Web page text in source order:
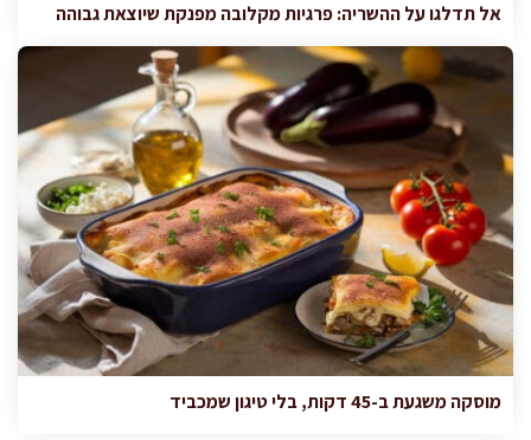
אל תדלגו על ההשריה: פרגיות מקלובה מפנקת שיוצאת גבוהה
מוסקה משגעת ב-45 דקות, בלי טיגון שמכביד